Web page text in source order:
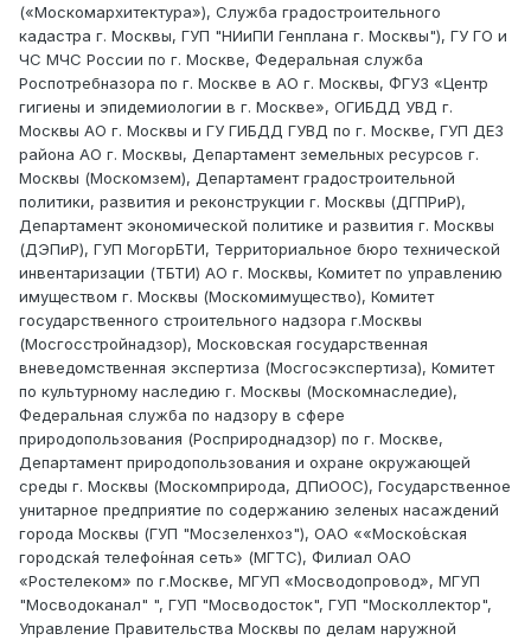
(«Москомархитектура»), Служба градостроительного
кадастра г. Москвы, ГУП "НИиПИ Генплана г. Москвы"), ГУ ГО и
ЧС МЧС России по г. Москве, Федеральная служба
Роспотребназора по г. Москве в АО г. Москвы, ФГУЗ «Центр
гигиены и эпидемиологии в г. Москве», ОГИБДД УВД г.
Москвы АО г. Москвы и ГУ ГИБДД ГУВД по г. Москве, ГУП ДЕЗ
района АО г. Москвы, Департамент земельных ресурсов г.
Москвы (Москомзем), Департамент градостроительной
политики, развития и реконструкции г. Москвы (ДГПРиР),
Департамент экономической политике и развития г. Москвы
(ДЭПиР), ГУП МогорБТИ, Территориальное бюро технической
инвентаризации (ТБТИ) АО г. Москвы, Комитет по управлению
имуществом г. Москвы (Москомимущество), Комитет
государственного строительного надзора г.Москвы
(Мосгосстройнадзор), Московская государственная
вневедомственная экспертиза (Мосгосэкспертиза), Комитет
по культурному наследию г. Москвы (Москомнаследие),
Федеральная служба по надзору в сфере
природопользования (Росприроднадзор) по г. Москве,
Департамент природопользования и охране окружающей
среды г. Москвы (Москомприрода, ДПиООС), Государственное
унитарное предприятие по содержанию зеленых насаждений
города Москвы (ГУП "Мосзеленхоз"), ОАО ««Моско́вская
городска́я телефо́нная сеть» (МГТС), Филиал ОАО
«Ростелеком» по г.Москве, МГУП «Мосводопровод», МГУП
"Мосводоканал" ", ГУП "Мосводосток", ГУП "Москоллектор",
Управление Правительства Москвы по делам наружной